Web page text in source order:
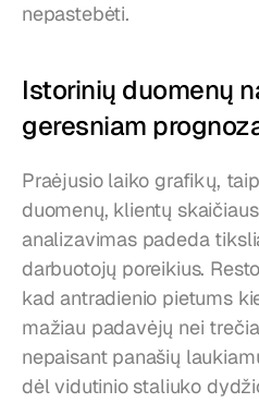
nepastebėti.
Istorinių duomenų
geresniam
Praėjusio laiko grafikų,
duomenų, klientų
analizavimas padeda
darbuotojų poreikius.
kad antradienio pietums
mažiau padavėjų nei
nepaisant panašių
dėl vidutinio staliuko